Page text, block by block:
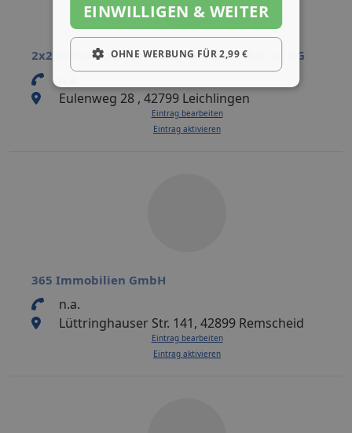
2x2 Immobilien Versicherungen GmbH Co. KG
Eulenweg 28 , 42799 Leichlingen
Eintrag bearbeiten
Eintrag aktivieren
365 Immobilien GmbH
n.a.
Lüttringhauser Str. 141, 42899 Remscheid
Eintrag bearbeiten
Eintrag aktivieren
EINWILLIGEN & WEITER
OHNE WERBUNG FÜR 2,99 €